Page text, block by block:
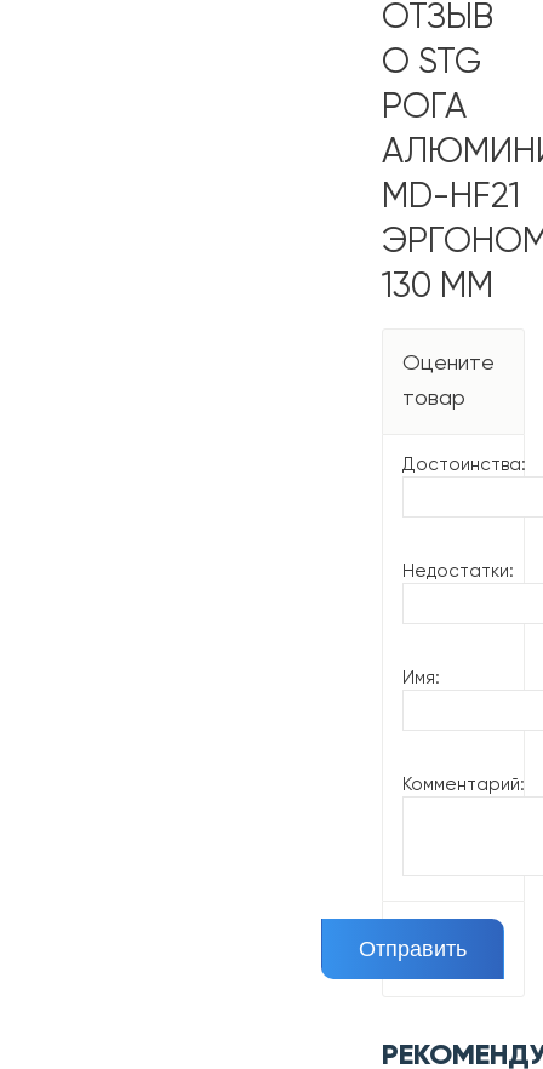
ОТЗЫВ
О STG
РОГА
MD-HF21
130 ММ
Оцените
товар
Достоинства:
Недостатки:
Имя:
Комментарий: